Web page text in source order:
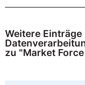
Weitere
zu "Market